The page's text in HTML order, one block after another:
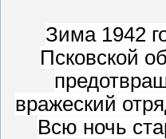
Зима 1942
Псковской
вражеский
Всю ночь